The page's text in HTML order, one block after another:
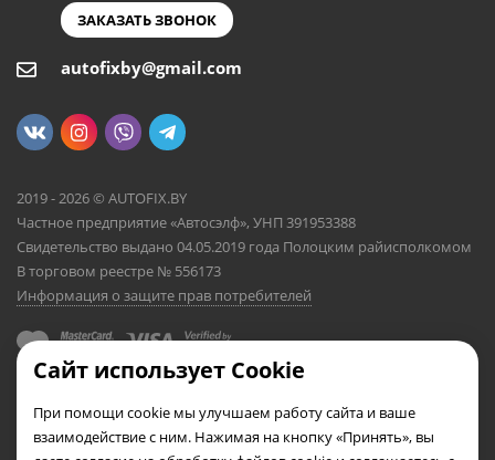
ЗАКАЗАТЬ ЗВОНОК
autofixby@gmail.com
2019 - 2026 © AUTOFIX.BY
Частное предприятие «Автосэлф», УНП 391953388
Свидетельство выдано 04.05.2019 года Полоцким райисполкомом
В торговом реестре № 556173
Информация о защите прав потребителей
Сайт использует Cookie
При помощи cookie мы улучшаем работу сайта и ваше
взаимодействие с ним. Нажимая на кнопку «Принять», вы